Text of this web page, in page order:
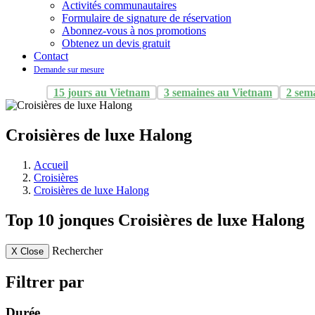
Activités communautaires
Formulaire de signature de réservation
Abonnez-vous à nos promotions
Obtenez un devis gratuit
Contact
Demande sur mesure
15 jours au Vietnam 3 semaines au Vietnam 2
Croisières de luxe Halong
Accueil
Croisières
Croisières de luxe Halong
Top 10 jonques Croisières de luxe Halong
X Close Rechercher
Filtrer par